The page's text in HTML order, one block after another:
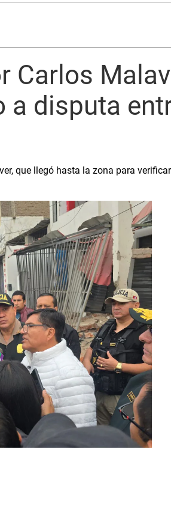
Carlos
a disputa
que llegó hasta la zona para